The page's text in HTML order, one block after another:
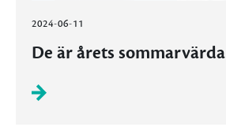
2024-06-11
De är årets